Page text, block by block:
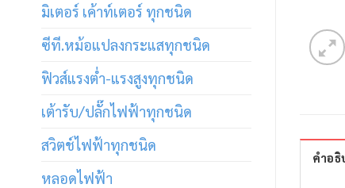
มิเตอร์ เค้าท์เตอร์ ทุกชนิด
ซีที.หม้อแปลงกระแสทุกชนิด
ฟิวส์แรงต่ำ-แรงสูงทุกชนิด
เต้ารับ/ปลั๊กไฟฟ้าทุกชนิด
สวิตช์ไฟฟ้าทุกชนิด
หลอดไฟฟ้า
คำอธิ